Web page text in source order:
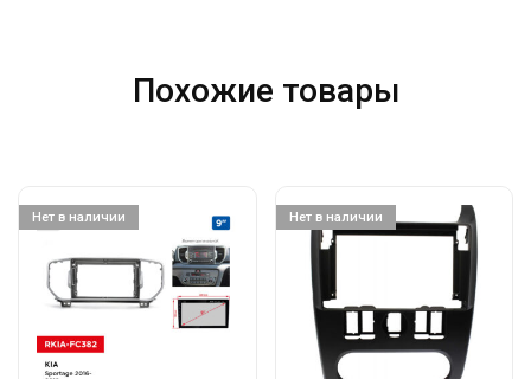
Похожие товары
Нет в наличии Нет в наличии